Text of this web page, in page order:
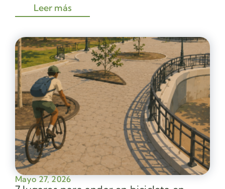
Leer más
Mayo 27, 2026